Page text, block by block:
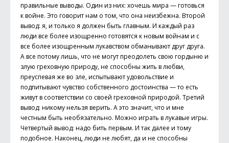
правильные выводы. Один из них: хочешь мира — готовься
к войне. Это говорит нам о том, что она неизбежна. Второй
вывод: я, и только я должен быть главным. И каждый раз
люди все более изощренно готовятся к новым войнам и с
все более изощренным лукавством обманывают друг друга.
А все потому лишь, что не могут преодолеть свою гордыню и
злую греховную природу, не способны жить в любви,
преуспевая же во зле, испытывают удовольствие и
подпитывают чувство собственного достоинства — то есть
живут в соответствии со своей греховной природой. Третий
вывод: никому нельзя верить. А это значит, что и мне
честным быть необязательно. Можно играть в лукавые игры.
Четвертый вывод: надо бить первым. И так далее и тому
подобное. Наконец, люди не любят, да и не способны